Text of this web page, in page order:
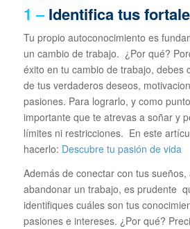
1 – Identifica tus
Tu propio autoconocimiento es
un cambio de trabajo. ¿Por qué?
éxito en tu cambio de trabajo, debes
de tus verdaderos deseos,
pasiones. Para lograrlo, y como
importante que te atrevas a soñar y
límites ni restricciones. En este
hacerlo: Descubre tu pasión de vida
Además de conectar con tus
abandonar un trabajo, es prudente
identifiques cuáles son tus
pasiones e intereses. ¿Por qué?